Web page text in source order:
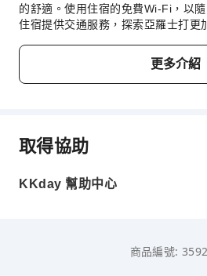
的舒適。使用住宿的免費Wi-Fi，以
住宿提供交通服務，探索亞羅士打更
求。 無論您是長期住宿還是需要換
洗衣服務都能確保您喜愛的旅行衣物
於健康考量，整個住宿範圍內嚴禁吸
嗎？您可以在住宿內的料理設施親自
更多介紹
取得協助
KKday 幫助中心
商品編號: